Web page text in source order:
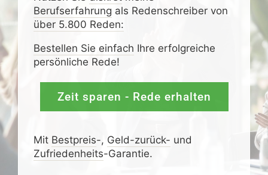
Berufserfahrung als Redenschreiber von
über 5.800 Reden:
Bestellen Sie einfach Ihre erfolgreiche
persönliche Rede!
Zeit sparen - Rede erhalten
Mit Bestpreis-, Geld-zurück- und
Zufrieden­­heits-Garantie.